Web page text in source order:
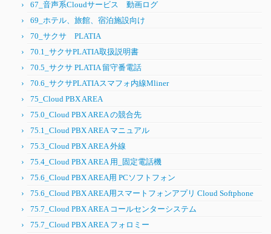
67_音声系Cloudサービス 動画ログ
69_ホテル、旅館、宿泊施設向け
70_サクサ PLATIA
70.1_サクサPLATIA取扱説明書
70.5_サクサ PLATIA 留守番電話
70.6_サクサPLATIAスマフォ内線Mliner
75_Cloud PBX AREA
75.0_Cloud PBX AREA の競合先
75.1_Cloud PBX AREA マニュアル
75.3_Cloud PBX AREA 外線
75.4_Cloud PBX AREA 用_固定電話機
75.6_Cloud PBX AREA用 PCソフトフォン
75.6_Cloud PBX AREA用スマートフォンアプリ Cloud Softphone
75.7_Cloud PBX AREA コールセンターシステム
75.7_Cloud PBX AREA フォロミー